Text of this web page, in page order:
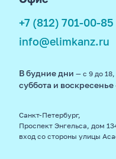
+7 (812) 701-00-85
info@elimkanz.ru
В будние дни — с 9 до 18,
суббота и воскресенье
Санкт-Петербург,
Проспект Энгельса, дом
вход со стороны улицы